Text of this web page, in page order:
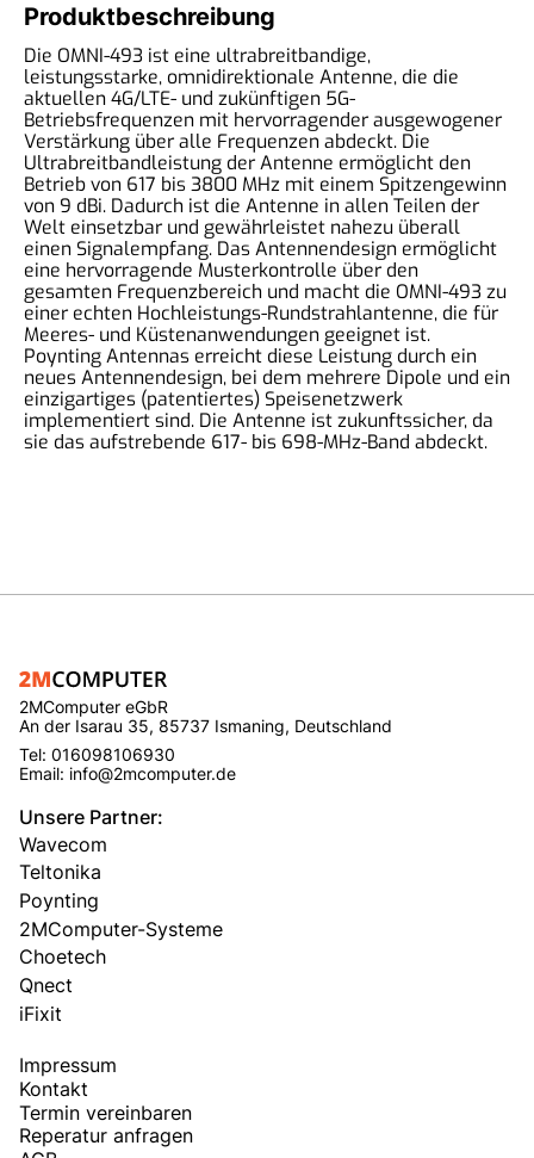
Produktbeschreibung
Die OMNI-493 ist eine ultrabreitbandige,
leistungsstarke, omnidirektionale Antenne, die die
aktuellen 4G/LTE- und zukünftigen 5G-
Betriebsfrequenzen mit hervorragender ausgewogener
Verstärkung über alle Frequenzen abdeckt. Die
Ultrabreitbandleistung der Antenne ermöglicht den
Betrieb von 617 bis 3800 MHz mit einem Spitzengewinn
von 9 dBi. Dadurch ist die Antenne in allen Teilen der
Welt einsetzbar und gewährleistet nahezu überall
einen Signalempfang. Das Antennendesign ermöglicht
eine hervorragende Musterkontrolle über den
gesamten Frequenzbereich und macht die OMNI-493 zu
einer echten Hochleistungs-Rundstrahlantenne, die für
Meeres- und Küstenanwendungen geeignet ist.
Poynting Antennas erreicht diese Leistung durch ein
neues Antennendesign, bei dem mehrere Dipole und ein
einzigartiges (patentiertes) Speisenetzwerk
implementiert sind. Die Antenne ist zukunftssicher, da
sie das aufstrebende 617- bis 698-MHz-Band abdeckt.
2MComputer eGbR
An der Isarau 35, 85737 Ismaning, Deutschland
Tel: 016098106930
Email: info@2mcomputer.de
Unsere Partner:
Wavecom
Teltonika
Poynting
2MComputer-Systeme
Choetech
Qnect
iFixit
Impressum
Kontakt
Termin vereinbaren
Reperatur anfragen